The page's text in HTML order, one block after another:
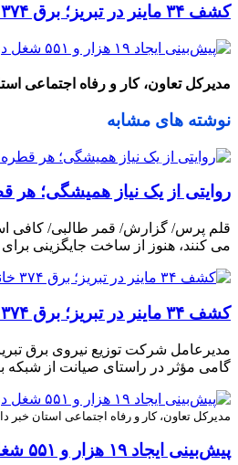
کشف ۳۴ ماینر در تبریز؛ برق ۳۷۴ خانوار به شبکه بازگشت
مدیرکل تعاون، کار و رفاه اجتماعی
نوشته های مشابه
روایتی از یک نیاز همیشگی؛
قلم پرس/ گزارش/ قمر طالبی/ کافی
می‌ کنند، هنوز از ساخت جایگزینی
کشف ۳۴ ماینر در تبریز؛ برق ۳۷۴ خانوار به شبکه بازگشت
گامی مؤثر در راستای صیانت از شبکه
مدیرکل تعاون، کار و رفاه اجتماعی استان خبر
پیش‌بینی ایجاد ۱۹ هزار و ۵۵۱ شغل در آذربایجان شرقی برای سال ۱۴۰۵